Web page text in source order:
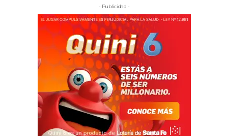
- Publicidad -